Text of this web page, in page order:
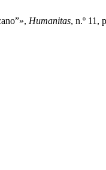
Humanitas, n.º 11,